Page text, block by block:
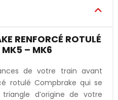
RENFORCÉ ROTULÉ
MK5 – MK6
de votre train avant
rotulé Compbrake qui se
d’origine de votre